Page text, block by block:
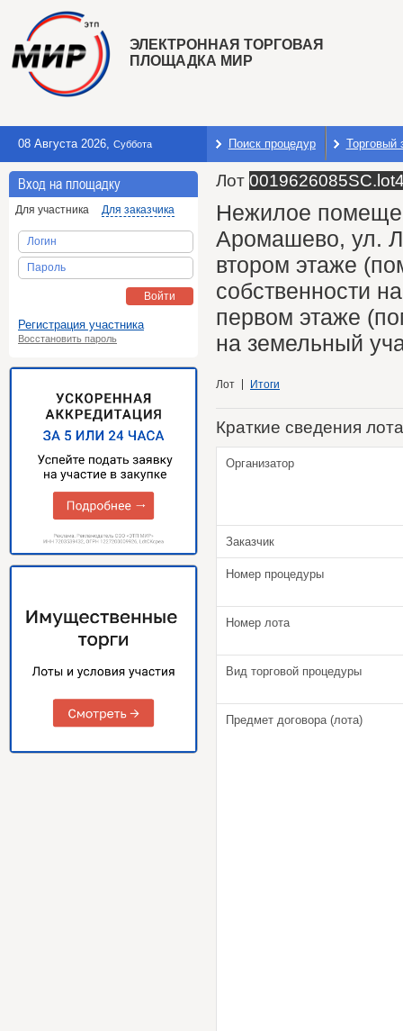
ЭЛЕКТРОННАЯ ТОРГОВАЯ
ПЛОЩАДКА МИР
08 Августа 2026, Суббота Поиск процедур Торговый
Вход на площадку
Для участника Для заказчика
Логин
Пароль
Войти
Регистрация участника
Восстановить пароль
Лот
Нежилое
Аромашево, ул.
втором этаже
собственности
первом этаже
на земельный
Лот Итоги
Краткие сведения лота
Организатор
Заказчик
Номер процедуры
Номер лота
Вид торговой процедуры
Предмет договора (лота)